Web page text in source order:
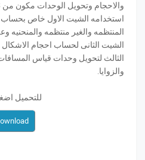
استخدامه الشيت الاول خاص بحساب
المنتظمه والغير منتظمه والمنحنيه
الشيت الثانى لحساب احجام الاشكال
الثالث لتحويل وحدات قياس
والزوايا.
للتحميل